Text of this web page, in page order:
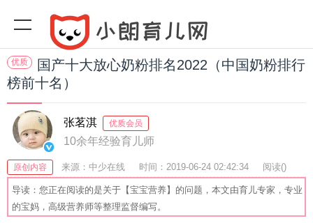
优质
国产十大放心奶粉排名2022（中国奶粉排行
榜前十名）
张茗淇 优质会员
10余年经验育儿师
原创内容 来源：中少在线 时间：2019-06-24 02:42:34 阅读()
收藏：48 分享：61 爆
导读：您正在阅读的是关于【宝宝营养】的问题，本文由育儿专家，专业
的宝妈，高级营养师等整理监督编写。